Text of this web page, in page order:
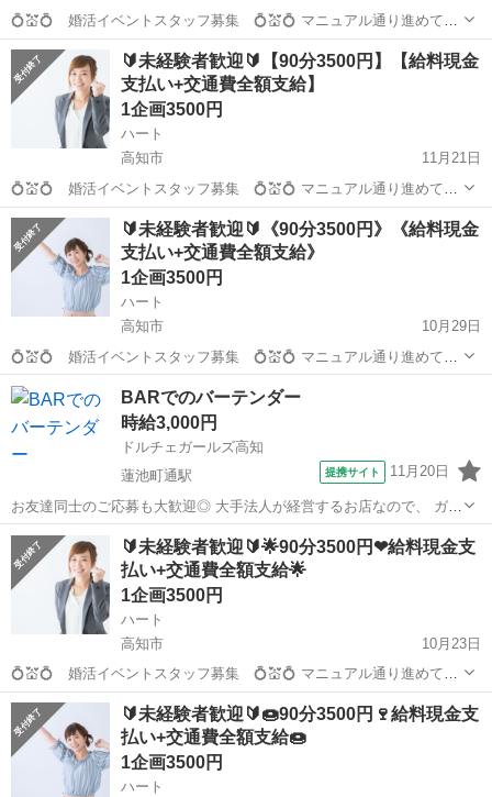
💍💒💍 婚活イベントスタッフ募集 💍💒💍 マニュアル通り進めて頂
くだけのお仕事です！ どなたでも出来るお仕事です！ 🍰☕🍰 現スタ
ッフの声 🍰☕🍰 「幸せのお手伝い出来て、やりがいあります...
高知 その他 給料
🔰未経験者歓迎🔰【90分3500円】【給料現金
支払い+交通費全額支給】
1企画3500円
ハート
高知市
11月21日
💍💒💍 婚活イベントスタッフ募集 💍💒💍 マニュアル通り進めて頂
くだけのお仕事です！ どなたでも出来るお仕事です！ 🍰☕🍰 現スタ
ッフの声 🍰☕🍰 「幸せのお手伝い出来て、やりがいあります...
高知 高知市 その他 給料
🔰未経験者歓迎🔰《90分3500円》《給料現金
支払い+交通費全額支給》
1企画3500円
ハート
高知市
10月29日
💍💒💍 婚活イベントスタッフ募集 💍💒💍 マニュアル通り進めて頂
くだけのお仕事です！ どなたでも出来るお仕事です！ 🍰☕🍰 現スタ
ッフの声 🍰☕🍰 「幸せのお手伝い出来て、やりがいあります...
高知
BARでのバーテンダー
時給3,000円
ドルチェガールズ高知
蓮池町通駅
提携サイト 11月20日
お友達同士のご応募も大歓迎◎ 大手法人が経営するお店なので、 ガー
ルズバー初心者さんにもオススメ♪ お酒に詳しくない方やお酒を飲む
のが苦手な方もOK！ ＼バーテンダー募集中／ 簡単なお酒を作って、
楽しくお喋りするダケ！...
高知 蓮池町通駅 その他
🔰未経験者歓迎🔰🌟90分3500円❤給料現金支
払い+交通費全額支給🌟
1企画3500円
ハート
高知市
10月23日
💍💒💍 婚活イベントスタッフ募集 💍💒💍 マニュアル通り進めて頂
くだけのお仕事です！ どなたでも出来るお仕事です！ 🍰☕🍰 現スタ
ッフの声 🍰☕🍰 「幸せのお手伝い出来て、やりがいあります...
高知 高知市 その他 給料
🔰未経験者歓迎🔰🍩90分3500円🍷給料現金支
払い+交通費全額支給🍩
1企画3500円
ハート